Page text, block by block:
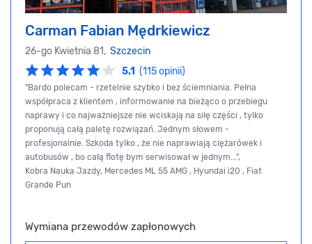
Carman Fabian Mędrkiewicz
26-go Kwietnia 81, Szczecin
5.1 (115 opinii)
"Bardo polecam - rzetelnie szybko i bez ściemniania. Pełna
współpraca z klientem , informowanie na bieżąco o przebiegu
naprawy i co najważniejsze nie wciskają na siłę części , tylko
proponują całą paletę rozwiązań. Jednym słowem -
profesjonalnie. Szkoda tylko , że nie naprawiają ciężarówek i
autobusów , bo całą flotę bym serwisował w jednym...",
Kobra Nauka Jazdy, Mercedes ML 55 AMG , Hyundai i20 , Fiat
Grande Pun
Wymiana przewodów zapłonowych